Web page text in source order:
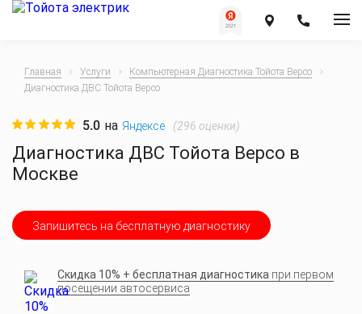
Главная Услуги
Компьютерная Диагностика Тойота Версо
Диагностика ДВС Тойота Версо
Диагностика ДВС Тойота Версо в
Москве
5.0 на Яндексе (296 оценки)
Запишитесь на бесплатную диагностику
Скидка 10% + бесплатная диагностика при первом
посещении автосервиса